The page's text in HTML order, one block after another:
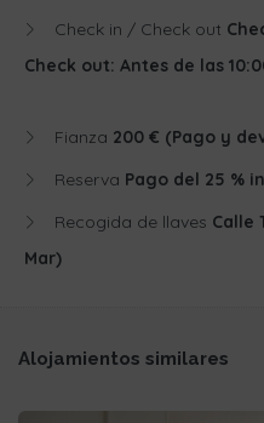
Check in / Check out
Check out: Antes de las
Fianza 200 € (Pago y
Reserva Pago del 25 %
Recogida de llaves Calle
Mar)
Alojamientos similares